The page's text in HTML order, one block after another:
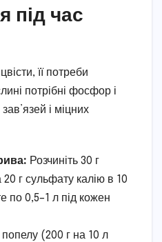
під час
її потреби
потрібні фосфор і
і міцних
Розчиніть 30 г
г сульфату калію в 10
по 0,5–1 л під кожен
попелу (200 г на 10 л